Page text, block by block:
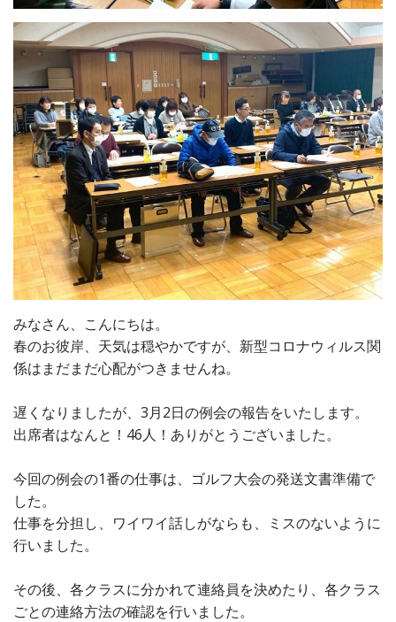
みなさん、こんにちは。
春のお彼岸、天気は穏やかですが、新型コロナウィルス関
係はまだまだ心配がつきませんね。
遅くなりましたが、3月2日の例会の報告をいたします。
出席者はなんと！46人！ありがとうございました。
今回の例会の1番の仕事は、ゴルフ大会の発送文書準備で
した。
仕事を分担し、ワイワイ話しがならも、ミスのないように
行いました。
その後、各クラスに分かれて連絡員を決めたり、各クラス
ごとの連絡方法の確認を行いました。